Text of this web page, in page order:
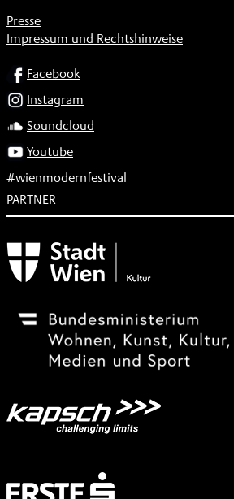
Presse
Impressum und Rechtshinweise
SOCIALFacebook
Instagram
Soundcloud
Youtube
#wienmodernfestival
PARTNER
Subventionsgeber